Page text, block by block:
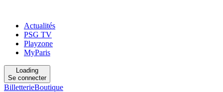
Actualités
PSG TV
Playzone
MyParis
Loading
Se connecter
BilletterieBoutique